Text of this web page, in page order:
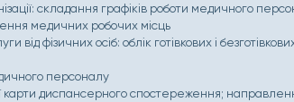
складання графіків роботи медичного
медичних робочих місць
від фізичних осіб: облік готівкових і
персоналу
карти диспансерного спостереження;